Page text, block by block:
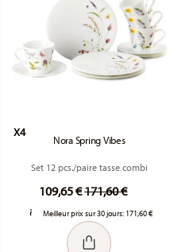
X4
Nora Spring Vibes
Set 12 pcs./paire tasse combi
109,65 €Price reduced
171,60 €to
Meilleur prix sur 30 jours: 171,60 €